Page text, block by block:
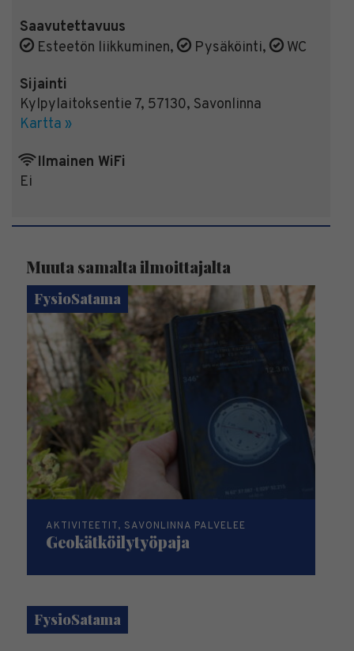
Saavutettavuus
Esteetön liikkuminen, Pysäköinti, WC
Sijainti
Kylpylaitoksentie 7, 57130, Savonlinna
Kartta »
Ilmainen WiFi
Ei
Muuta samalta ilmoittajalta
FysioSatama
AKTIVITEETIT, SAVONLINNA PALVELEE
Geokätköilytyöpaja
FysioSatama